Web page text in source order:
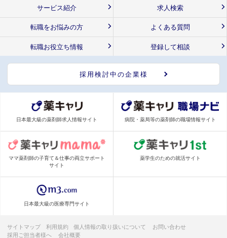
サービス紹介 求人検索
転職をお悩みの方 よくある質問
転職お役立ち情報 登録して相談
採用検討中の企業様
日本最大級の薬剤師求人情報サイト 病院・薬局等の薬剤師の職場情報サイト
ママ薬剤師の子育て＆仕事の両立サポート
サイト
薬学生のための就活サイト
日本最大級の医療専門サイト
サイトマップ 利用規約 個人情報の取り扱いについて
お問い合わせ
採用ご担当者様へ
会社概要